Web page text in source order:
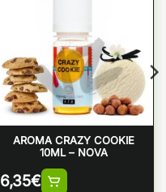
AROMA CRAZY COOKIE
10ML – NOVA
6,35€